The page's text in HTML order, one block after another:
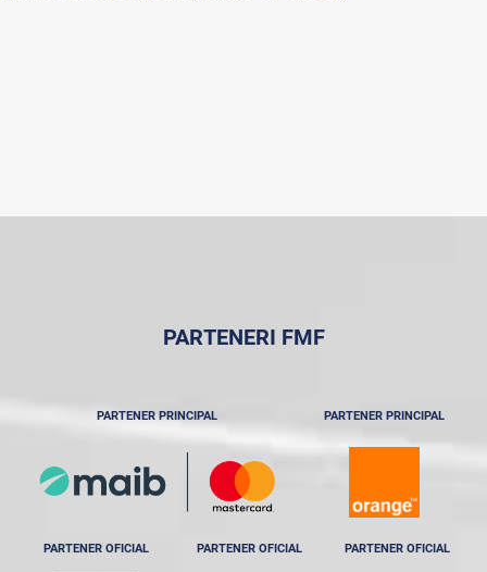
PARTENERI FMF
PARTENER PRINCIPAL PARTENER PRINCIPAL
PARTENER OFICIAL PARTENER OFICIAL PARTENER OFICIAL